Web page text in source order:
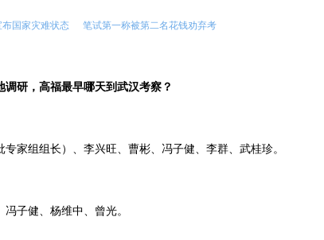
布国家灾难状态 笔试第一称被第二名花钱劝弃考
研，高福最早哪天到武汉考察？
家组组长）、李兴旺、曹彬、冯子健、李群、武桂珍。
子健、杨维中、曾光。